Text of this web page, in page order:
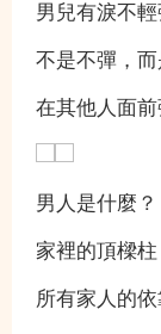
男兒有淚不
不是不彈，
在其他人面前
男人是什麼？
家裡的頂樑柱
所有家人的依